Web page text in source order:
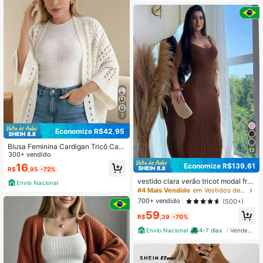
7
Economize R$42,95
Blusa Feminina Cardigan Tricô Cap
a Tricot Vazado Mangas 3/4 Outon
300+ vendido
R$16 ,95 -72%
Envio Nacional
13
Economize R$139,61
vestido clara verão tricot modal fres
co canelado alta qualidade 2027 fe
stas
#4 Mais Vendido
em Vestidos de suéter femininos
700+ vendido
(500+)
R$59 ,39 -70%
Envio Nacional
4-7 dias